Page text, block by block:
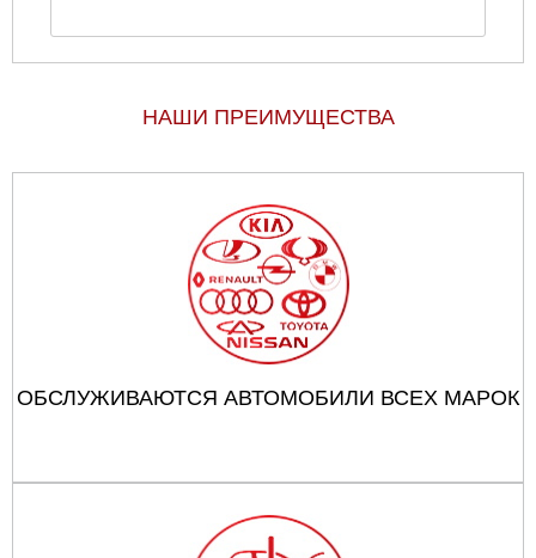
НАШИ ПРЕИМУЩЕСТВА
ОБСЛУЖИВАЮТСЯ АВТОМОБИЛИ ВСЕХ МАРОК